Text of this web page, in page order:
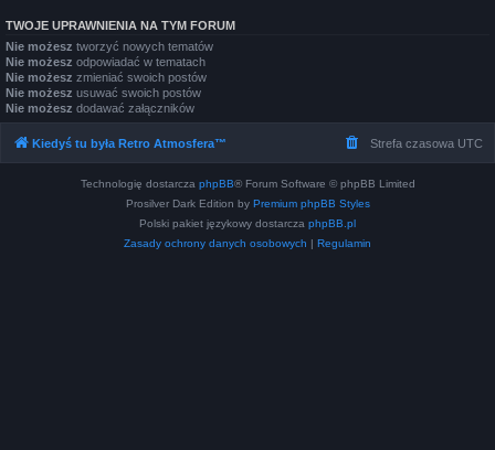
TWOJE UPRAWNIENIA NA TYM FORUM
Nie możesz tworzyć nowych tematów
Nie możesz odpowiadać w tematach
Nie możesz zmieniać swoich postów
Nie możesz usuwać swoich postów
Nie możesz dodawać załączników
Kiedyś tu była Retro Atmosfera™ Strefa czasowa UTC
Technologię dostarcza phpBB® Forum Software © phpBB Limited
Prosilver Dark Edition by Premium phpBB Styles
Polski pakiet językowy dostarcza phpBB.pl
Zasady ochrony danych osobowych | Regulamin